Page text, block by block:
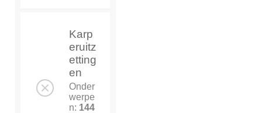
Karp
eruitz
etting
en
Onder
werpe
n: 144